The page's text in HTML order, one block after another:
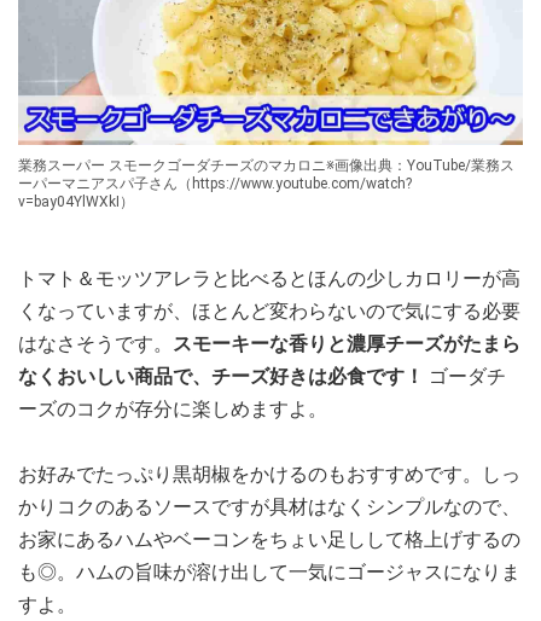
業務スーパー スモークゴーダチーズのマカロニ※画像出典：YouTube/業務ス
ーパーマニアスパ子さん（https://www.youtube.com/watch?
v=bay04YlWXkI）
トマト＆モッツアレラと比べるとほんの少しカロリーが高
くなっていますが、ほとんど変わらないので気にする必要
はなさそうです。 スモーキーな香りと濃厚チーズがたまら
なくおいしい商品で、チーズ好きは必食です！
ゴーダチ
ーズのコクが存分に楽しめますよ。
お好みでたっぷり黒胡椒をかけるのもおすすめです。しっ
かりコクのあるソースですが具材はなくシンプルなので、
お家にあるハムやベーコンをちょい足しして格上げするの
も◎。ハムの旨味が溶け出して一気にゴージャスになりま
すよ。